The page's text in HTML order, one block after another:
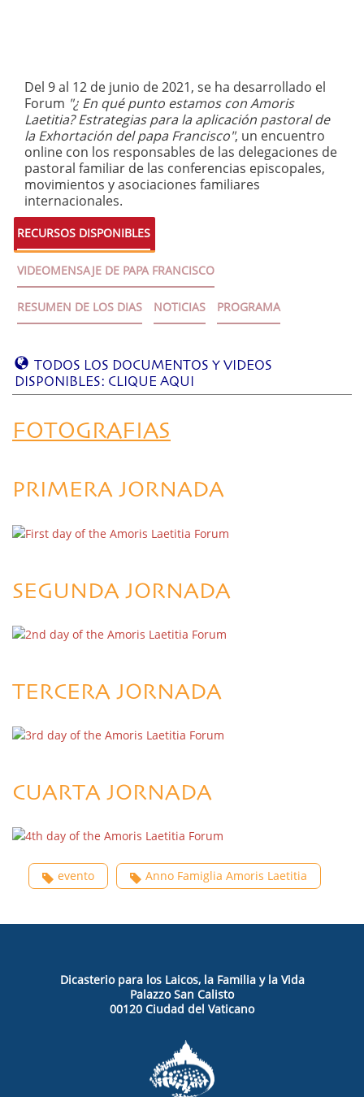
Del 9 al 12 de junio de 2021, se ha desarrollado el
Forum "¿ En qué punto estamos con Amoris
Laetitia? Estrategias para la aplicación pastoral de
la Exhortación del papa Francisco", un encuentro
online con los responsables de las delegaciones de
pastoral familiar de las conferencias episcopales,
movimientos y asociaciones familiares
internacionales.
RECURSOS DISPONIBLES
VIDEOMENSAJE DE PAPA FRANCISCO
RESUMEN DE LOS DIAS NOTICIAS PROGRAMA
TODOS LOS DOCUMENTOS Y VIDEOS
DISPONIBLES: CLIQUE AQUI
FOTOGRAFIAS
PRIMERA JORNADA
SEGUNDA JORNADA
TERCERA JORNADA
CUARTA JORNADA
evento Anno Famiglia Amoris Laetitia
Dicasterio para los Laicos, la Familia y la Vida
Palazzo San Calisto
00120 Ciudad del Vaticano